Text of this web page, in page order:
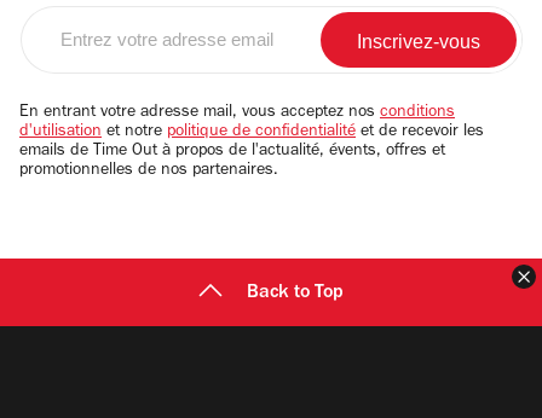
email
En entrant votre adresse mail, vous acceptez nos conditions
d'utilisation et notre politique de confidentialité et de recevoir les
emails de Time Out à propos de l'actualité, évents, offres et
promotionnelles de nos partenaires.
Back to Top